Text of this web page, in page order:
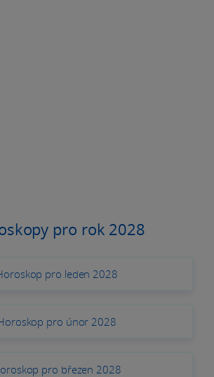
pro rok 2028
pro leden 2028
pro únor 2028
pro březen 2028